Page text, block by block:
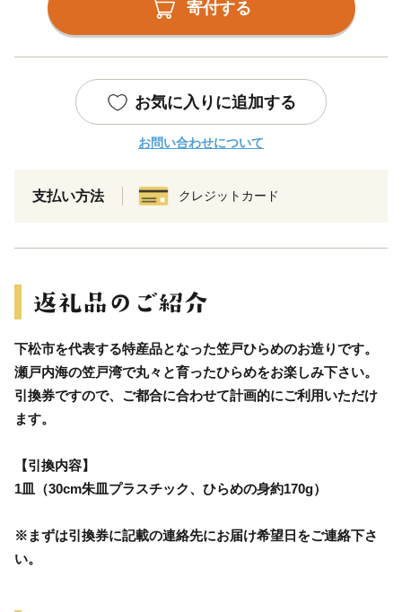
寄付する
お気に入りに追加する
お問い合わせについて
支払い方法 クレジットカード
下松市を代表する特産品となった笠戸ひらめのお造りです。
瀬戸内海の笠戸湾で丸々と育ったひらめをお楽しみ下さい。
引換券ですので、ご都合に合わせて計画的にご利用いただけ
ます。
【引換内容】
1皿（30cm朱皿プラスチック、ひらめの身約170g）
※まずは引換券に記載の連絡先にお届け希望日をご連絡下さ
い。